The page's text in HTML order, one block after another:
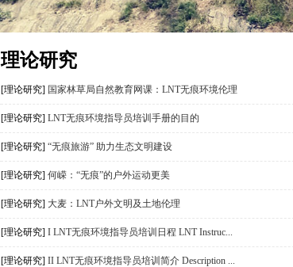
理论研究
[理论研究] 国家林草局自然教育网课：LNT无痕环境伦理
[理论研究] LNT无痕环境指导员培训手册的目的
[理论研究] “无痕旅游” 助力生态文明建设
[理论研究] 何嵘：“无痕”的户外运动更美
[理论研究] 大麦：LNT户外文明及土地伦理
[理论研究] I LNT无痕环境指导员培训日程 LNT Instruc...
[理论研究] II LNT无痕环境指导员培训简介 Description ...